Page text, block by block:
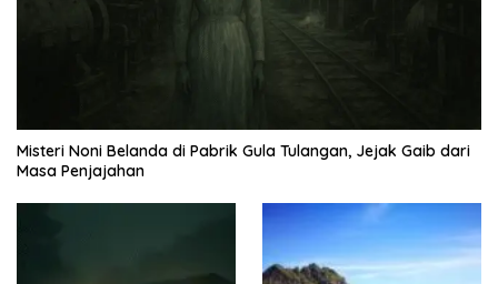
Misteri Noni Belanda di Pabrik Gula Tulangan, Jejak Gaib dari
Masa Penjajahan